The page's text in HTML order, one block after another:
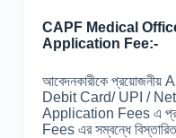
CAPF Medical
Application Fee:-
আবেদনকারীকে
Debit Card/ UPI / Net
Application Fees এ
Fees এর সম্বন্ধে বিস্তারিত